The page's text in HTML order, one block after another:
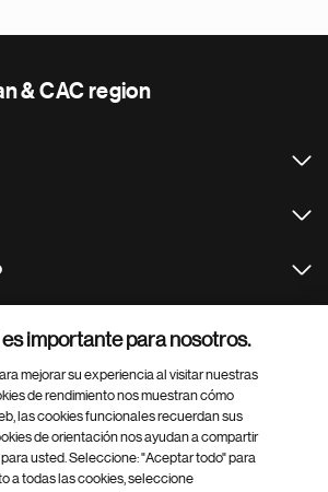
& CAC region
importante para nosotros.
mejorar su experiencia al visitar nuestras
de rendimiento nos muestran cómo
las cookies funcionales recuerdan sus
de orientación nos ayudan a compartir
usted. Seleccione: "Aceptar todo" para
a todas las cookies, seleccione